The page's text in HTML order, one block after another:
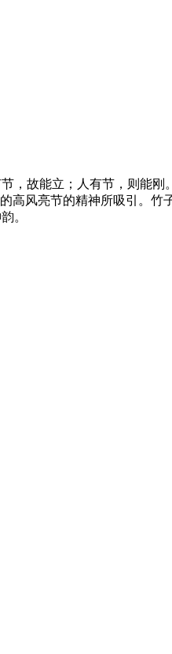
，故能立；人有节，则能
高风亮节的精神所吸引。
。